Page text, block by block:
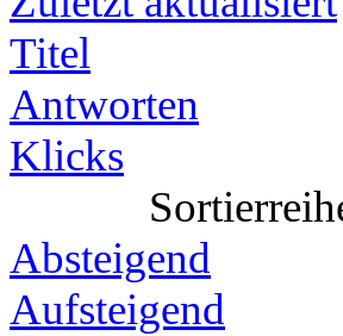
Titel
Antworten
Klicks
Absteigend
Aufsteigend